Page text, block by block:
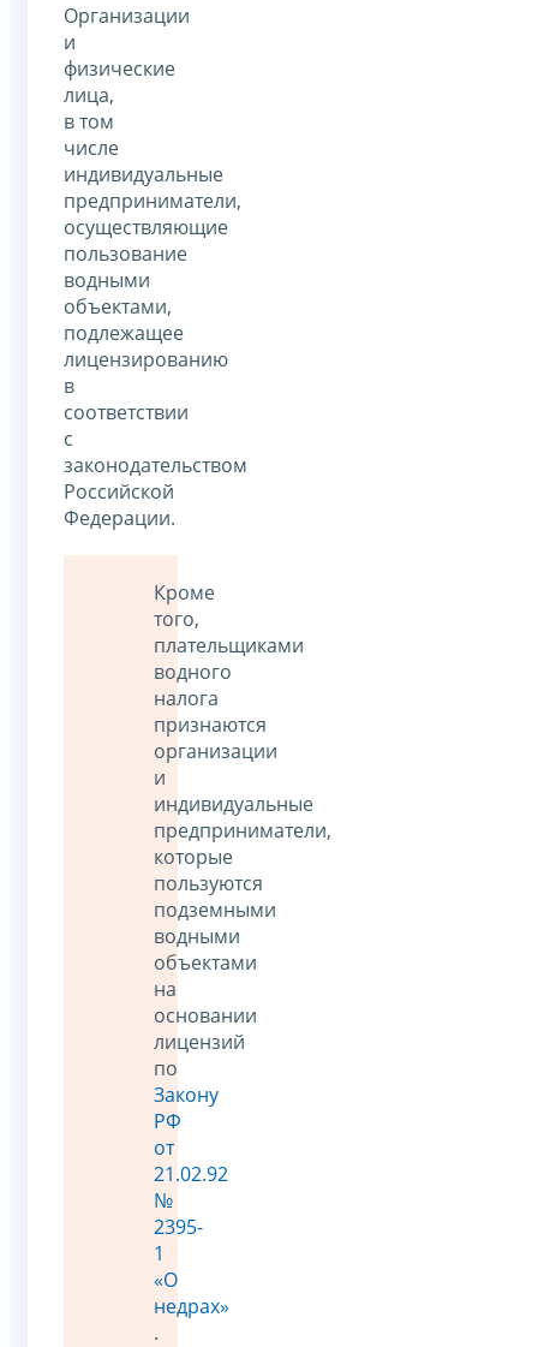
Организации
и
физические
лица,
в том
числе
индивидуальные
предприниматели,
осуществляющие
пользование
водными
объектами,
подлежащее
лицензированию
в
соответствии
с
законодательством
Российской
Федерации.
Кроме
того,
плательщиками
водного
налога
признаются
организации
и
индивидуальные
предприниматели,
которые
пользуются
подземными
водными
объектами
на
основании
лицензий
по
Закону
РФ
от
21.02.92
№
2395-
1
«О
недрах»
.